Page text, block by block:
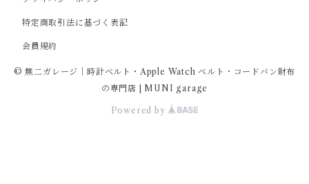
コードバン
牛革
特定商取引法に基づく表記
会員規約
© 無二ガレージ｜時計ベルト・Apple Watch ベルト・コードバン財布
の専門店 | MUNI garage
Powered by